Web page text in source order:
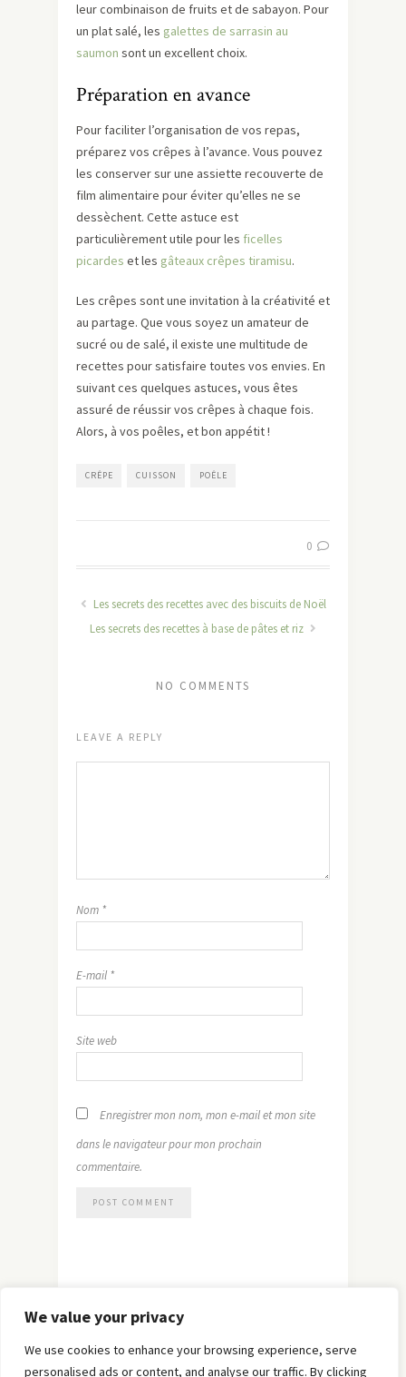
We value your privacy
We use cookies to enhance your browsing experience, serve
personalised ads or content, and analyse our traffic. By clicking
leur combinaison de fruits et de sabayon. Pour
un plat salé, les galettes de sarrasin au
saumon sont un excellent choix.
Préparation en avance
Pour faciliter l’organisation de vos repas,
préparez vos crêpes à l’avance. Vous pouvez
les conserver sur une assiette recouverte de
film alimentaire pour éviter qu’elles ne se
dessèchent. Cette astuce est
particulièrement utile pour les ficelles
picardes et les gâteaux crêpes tiramisu.
Les crêpes sont une invitation à la créativité et
au partage. Que vous soyez un amateur de
sucré ou de salé, il existe une multitude de
recettes pour satisfaire toutes vos envies. En
suivant ces quelques astuces, vous êtes
assuré de réussir vos crêpes à chaque fois.
Alors, à vos poêles, et bon appétit !
CRÊPE CUISSON POÊLE
0
Les secrets des recettes avec des biscuits de Noël
Les secrets des recettes à base de pâtes et riz
NO COMMENTS
LEAVE A REPLY
Nom *
E-mail *
Site web
Enregistrer mon nom, mon e-mail et mon site
dans le navigateur pour mon prochain
commentaire.